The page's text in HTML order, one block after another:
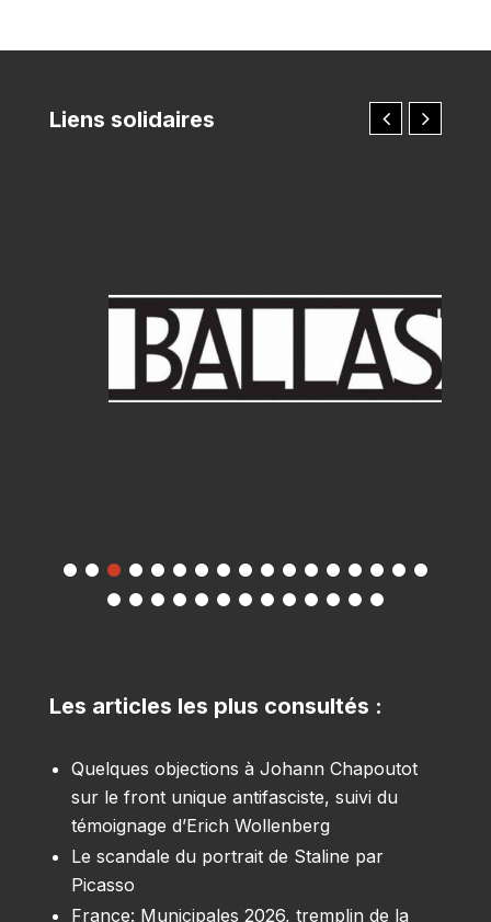
Liens solidaires
Les articles les plus consultés :
Quelques objections à Johann Chapoutot
sur le front unique antifasciste, suivi du
témoignage d’Erich Wollenberg
Le scandale du portrait de Staline par
Picasso
France: Municipales 2026, tremplin de la